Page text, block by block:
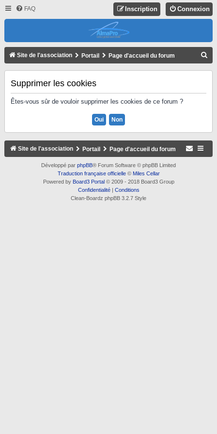
FAQ Connexion
Inscription
Site de l'association Portail Page d'accueil du forum
H
E
Supprimer les cookies
Êtes-vous sûr de vouloir supprimer les cookies de ce forum ?
Site de l'association Portail Page d'accueil du forum
Développé par phpBB® Forum Software © phpBB Limited
Traduction française officielle© Miles Cellar
Powered by Board3 Portal© 2009 - 2018 Board3 Group
Confidentialité| Conditions
Clean-Boardz phpBB 3.2.7 Style